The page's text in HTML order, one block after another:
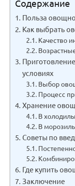
Содержание
Польза
Как выбрать
Качество
условиях
Выбор
Процесс
Хранение
В
В
Советы по
Где купить
Заключение